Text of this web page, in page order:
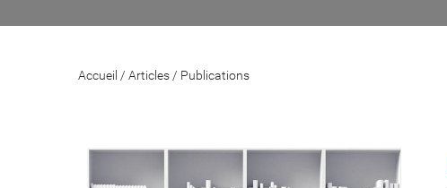
Accueil / Articles / Publications